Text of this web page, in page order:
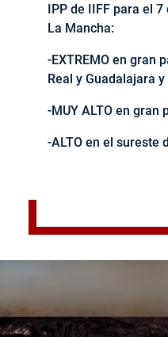
IPP de IIFF para el
La Mancha:
-EXTREMO en gran
Real y Guadalajara
-MUY ALTO en gran
-ALTO en el sureste